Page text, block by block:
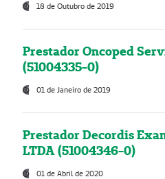
18 de Outubro de 2019
Prestador Oncoped
(51004335-0)
01 de Janeiro de 2019
Prestador Decordis
LTDA (51004346-0)
01 de Abril de 2020